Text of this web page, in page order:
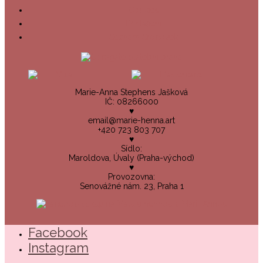
Marie-Anna Stephens Jašková
IČ: 08266000
♥
email@marie-henna.art
+420 723 803 707
♥
Sídlo:
Maroldova, Úvaly (Praha-východ)
♥
Provozovna:
Senovážné nám. 23, Praha 1
Facebook
Instagram